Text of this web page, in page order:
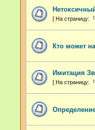
1
Кто может
Имитация
1